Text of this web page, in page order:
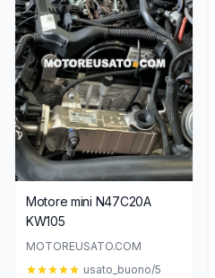
Motore mini N47C20A
KW105
MOTOREUSATO.COM
usato_buono/5